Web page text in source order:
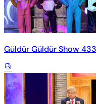
Güldür Güldür Show